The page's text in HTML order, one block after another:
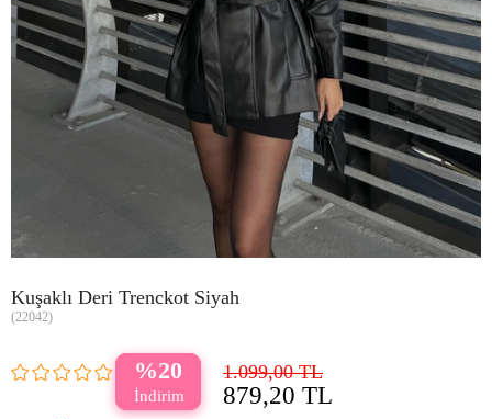
Kuşaklı Deri Trenckot Siyah
(22042)
20 1.099,00 TL
879,20 TL